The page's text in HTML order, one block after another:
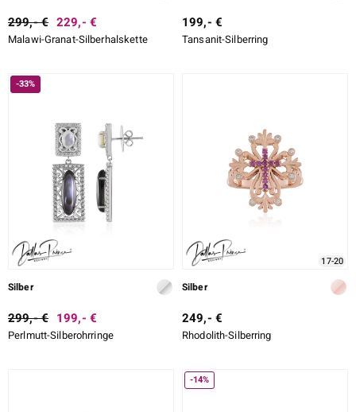
299,- € 229,- €
Malawi-Granat-Silberhalskette
199,- €
Tansanit-Silberring
-33%
Silber
299,- € 199,- €
Perlmutt-Silberohrringe
17-20
Silber
249,- €
Rhodolith-Silberring
-14%